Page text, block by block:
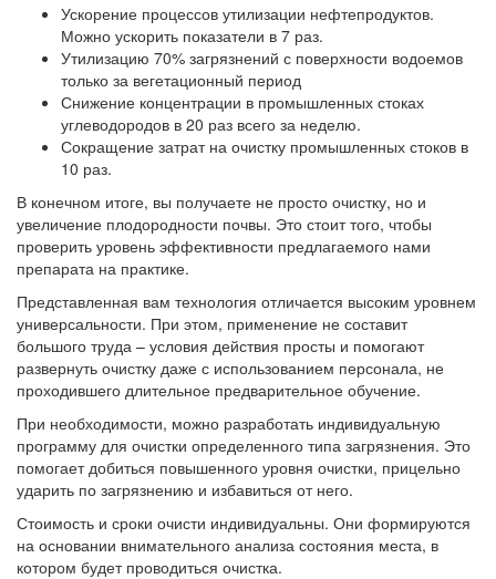
Ускорение процессов утилизации нефтепродуктов.
Можно ускорить показатели в 7 раз.
Утилизацию 70% загрязнений с поверхности водоемов
только за вегетационный период
Снижение концентрации в промышленных стоках
углеводородов в 20 раз всего за неделю.
Сокращение затрат на очистку промышленных стоков в
10 раз.
В конечном итоге, вы получаете не просто очистку, но и
увеличение плодородности почвы. Это стоит того, чтобы
проверить уровень эффективности предлагаемого нами
препарата на практике.
Представленная вам технология отличается высоким уровнем
универсальности. При этом, применение не составит
большого труда – условия действия просты и помогают
развернуть очистку даже с использованием персонала, не
проходившего длительное предварительное обучение.
При необходимости, можно разработать индивидуальную
программу для очистки определенного типа загрязнения. Это
помогает добиться повышенного уровня очистки, прицельно
ударить по загрязнению и избавиться от него.
Стоимость и сроки очисти индивидуальны. Они формируются
на основании внимательного анализа состояния места, в
котором будет проводиться очистка.